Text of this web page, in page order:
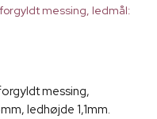
messing, ledmål:
messing,
ledhøjde 1,1mm.